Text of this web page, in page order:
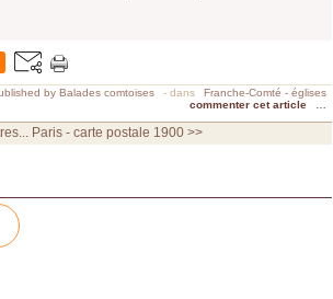
by Balades comtoises - dans
Franche-Comté - églises
commenter cet article
Paris - carte postale 1900 >>